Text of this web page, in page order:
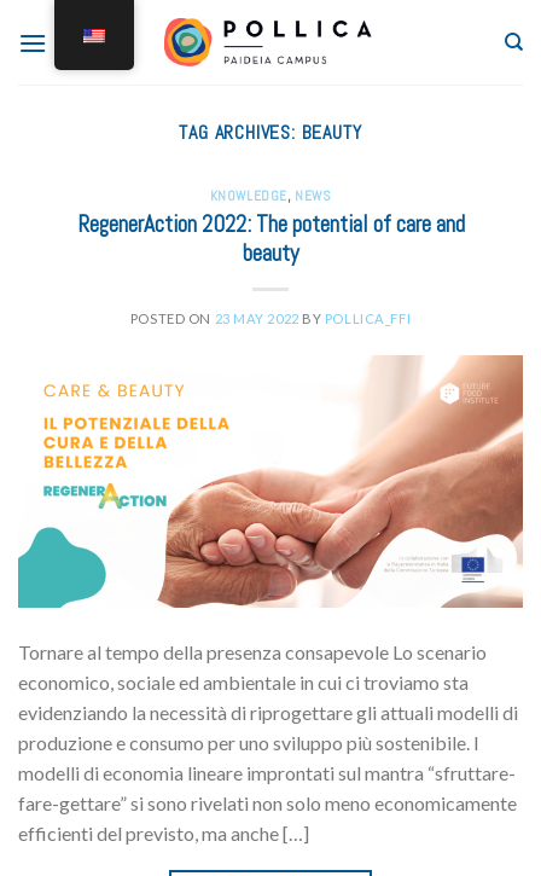
TAG ARCHIVES: BEAUTY
KNOWLEDGE, NEWS
RegenerAction 2022: The potential of care and
beauty
POSTED ON 23 MAY 2022 BY POLLICA_FFI
Tornare al tempo della presenza consapevole Lo scenario
economico, sociale ed ambientale in cui ci troviamo sta
evidenziando la necessità di riprogettare gli attuali modelli di
produzione e consumo per uno sviluppo più sostenibile. I
modelli di economia lineare improntati sul mantra “sfruttare-
fare-gettare” si sono rivelati non solo meno economicamente
efficienti del previsto, ma anche […]